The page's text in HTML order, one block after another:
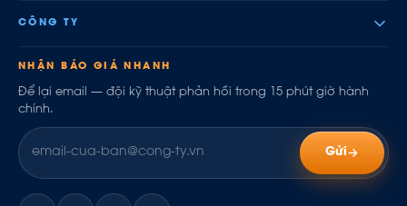
CÔNG TY
NHẬN BÁO GIÁ NHANH
Để lại email — đội kỹ thuật phản hồi trong 15 phút giờ hành
chính.
Gửi